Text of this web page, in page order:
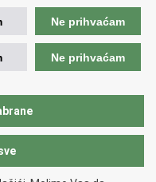
Tuđman
Ne prihvaćam
Ne prihvaćam